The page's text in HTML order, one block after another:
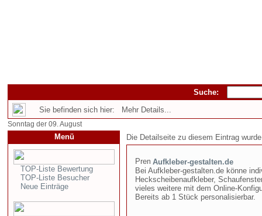
Suche:
Sie befinden sich hier: Mehr Details...
Sonntag der 09. August
Menü
TOP-Liste Bewertung
TOP-Liste Besucher
Neue Einträge
Die Detailseite zu diesem Eintrag
Aufkleber-gestalten.de
Bei Aufkleber-gestalten.de könne
Heckscheibenaufkleber,
vieles weitere mit dem Online-
Bereits ab 1 Stück personalisierbar.